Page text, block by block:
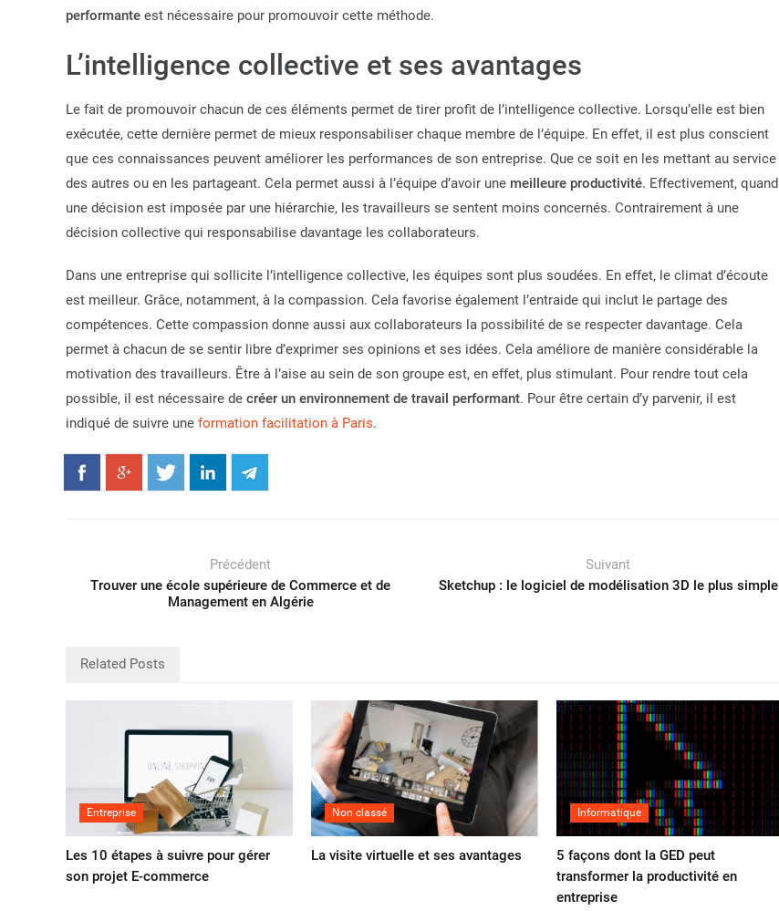
performante est nécessaire pour promouvoir cette méthode.
L’intelligence collective et ses avantages
Le fait de promouvoir chacun de ces éléments permet de tirer profit de l’intelligence collective. Lorsqu’elle est bien
exécutée, cette dernière permet de mieux responsabiliser chaque membre de l’équipe. En effet, il est plus conscient
que ces connaissances peuvent améliorer les performances de son entreprise. Que ce soit en les mettant au service
des autres ou en les partageant. Cela permet aussi à l’équipe d’avoir une meilleure productivité. Effectivement, quand
une décision est imposée par une hiérarchie, les travailleurs se sentent moins concernés. Contrairement à une
décision collective qui responsabilise davantage les collaborateurs.
Dans une entreprise qui sollicite l’intelligence collective, les équipes sont plus soudées. En effet, le climat d’écoute
est meilleur. Grâce, notamment, à la compassion. Cela favorise également l’entraide qui inclut le partage des
compétences. Cette compassion donne aussi aux collaborateurs la possibilité de se respecter davantage. Cela
permet à chacun de se sentir libre d’exprimer ses opinions et ses idées. Cela améliore de manière considérable la
motivation des travailleurs. Être à l’aise au sein de son groupe est, en effet, plus stimulant. Pour rendre tout cela
possible, il est nécessaire de créer un environnement de travail performant. Pour être certain d’y parvenir, il est
indiqué de suivre une formation facilitation à Paris.
Précédent
Trouver une école supérieure de Commerce et de
Management en Algérie
Suivant
Sketchup : le logiciel de modélisation 3D le plus simple
Related Posts
Entreprise
Les 10 étapes à suivre pour gérer
son projet E-commerce
Non classé
La visite virtuelle et ses avantages
Informatique
5 façons dont la GED peut
transformer la productivité en
entreprise